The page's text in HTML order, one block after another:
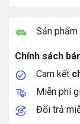
Sản
Chính sách
Cam kết
Miễn phí
Đổi trả